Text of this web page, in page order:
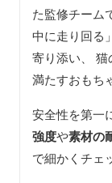
た監修チーム
中に走り回る
寄り添い、 猫
満たすおもち
安全性を第一
強度や素材の
で細かくチェ